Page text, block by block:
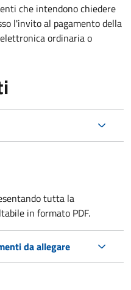
che intendono chiedere
l'invito al pagamento della
ordinaria o
tutta la
in formato PDF.
da allegare